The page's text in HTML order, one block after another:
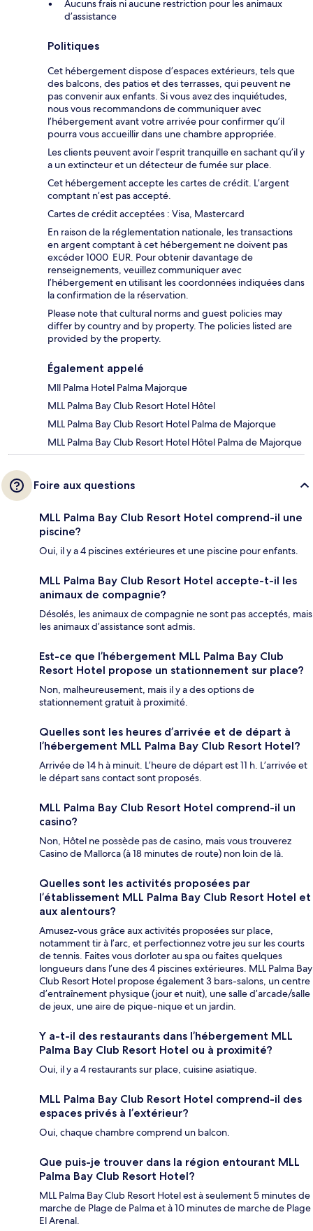
Aucuns frais ni aucune restriction pour les animaux
d’assistance
Politiques
Cet hébergement dispose d’espaces extérieurs, tels que
des balcons, des patios et des terrasses, qui peuvent ne
pas convenir aux enfants. Si vous avez des inquiétudes,
nous vous recommandons de communiquer avec
l’hébergement avant votre arrivée pour confirmer qu’il
pourra vous accueillir dans une chambre appropriée.
Les clients peuvent avoir l’esprit tranquille en sachant qu’il y
a un extincteur et un détecteur de fumée sur place.
Cet hébergement accepte les cartes de crédit. L’argent
comptant n’est pas accepté.
Cartes de crédit acceptées : Visa, Mastercard
En raison de la réglementation nationale, les transactions
en argent comptant à cet hébergement ne doivent pas
excéder 1000 EUR. Pour obtenir davantage de
renseignements, veuillez communiquer avec
l’hébergement en utilisant les coordonnées indiquées dans
la confirmation de la réservation.
Please note that cultural norms and guest policies may
differ by country and by property. The policies listed are
provided by the property.
Également appelé
Mll Palma Hotel Palma Majorque
MLL Palma Bay Club Resort Hotel Hôtel
MLL Palma Bay Club Resort Hotel Palma de Majorque
MLL Palma Bay Club Resort Hotel Hôtel Palma de Majorque
Foire aux questions
MLL Palma Bay Club Resort Hotel comprend-il une
piscine?
Oui, il y a 4 piscines extérieures et une piscine pour enfants.
MLL Palma Bay Club Resort Hotel accepte-t-il les
animaux de compagnie?
Désolés, les animaux de compagnie ne sont pas acceptés, mais
les animaux d’assistance sont admis.
Est-ce que l’hébergement MLL Palma Bay Club
Resort Hotel propose un stationnement sur place?
Non, malheureusement, mais il y a des options de
stationnement gratuit à proximité.
Quelles sont les heures d’arrivée et de départ à
l’hébergement MLL Palma Bay Club Resort Hotel?
Arrivée de 14 h à minuit. L’heure de départ est 11 h. L’arrivée et
le départ sans contact sont proposés.
MLL Palma Bay Club Resort Hotel comprend-il un
casino?
Non, Hôtel ne possède pas de casino, mais vous trouverez
Casino de Mallorca (à 18 minutes de route) non loin de là.
Quelles sont les activités proposées par
l’établissement MLL Palma Bay Club Resort Hotel et
aux alentours?
Amusez-vous grâce aux activités proposées sur place,
notamment tir à l’arc, et perfectionnez votre jeu sur les courts
de tennis. Faites vous dorloter au spa ou faites quelques
longueurs dans l’une des 4 piscines extérieures. MLL Palma Bay
Club Resort Hotel propose également 3 bars-salons, un centre
d’entraînement physique (jour et nuit), une salle d’arcade/salle
de jeux, une aire de pique-nique et un jardin.
Y a-t-il des restaurants dans l’hébergement MLL
Palma Bay Club Resort Hotel ou à proximité?
Oui, il y a 4 restaurants sur place, cuisine asiatique.
MLL Palma Bay Club Resort Hotel comprend-il des
espaces privés à l’extérieur?
Oui, chaque chambre comprend un balcon.
Que puis-je trouver dans la région entourant MLL
Palma Bay Club Resort Hotel?
MLL Palma Bay Club Resort Hotel est à seulement 5 minutes de
marche de Plage de Palma et à 10 minutes de marche de Plage
El Arenal.